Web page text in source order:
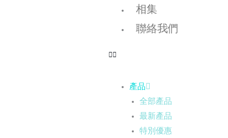
相集
聯絡我們
產品
全部產品
最新產品
特別優惠